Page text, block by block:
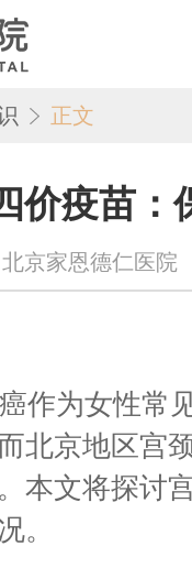
正文
价疫苗：
京家恩德仁医院
作为女性常
北京地区宫
本文将探讨
。